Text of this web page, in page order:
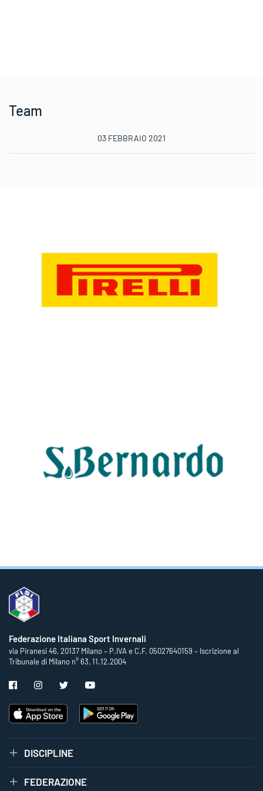
Team
03 FEBBRAIO 2021
Federazione Italiana Sport Invernali
via Piranesi 46, 20137 Milano – P.IVA e C.F. 05027640159 – Iscrizione al
Tribunale di Milano n° 63, 11.12.2004
DISCIPLINE
FEDERAZIONE